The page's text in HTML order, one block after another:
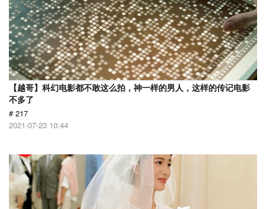
【越哥】科幻电影都不敢这么拍，神一样的男人，这样的传记电影
不多了
# 217
2021-07-23 10:44